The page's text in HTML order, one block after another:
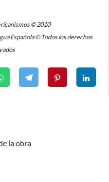
© 2010
Española © Todos los derechos
la obra